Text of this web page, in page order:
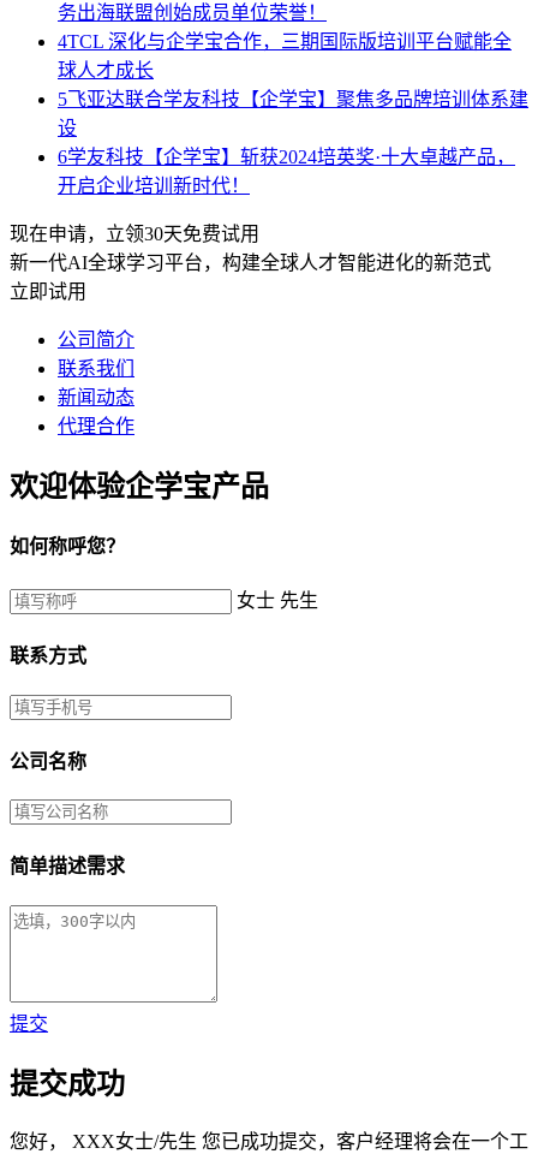
务出海联盟创始成员单位荣誉！
4TCL 深化与企学宝合作，三期国际版培训平台赋能全
球人才成长
5飞亚达联合学友科技【企学宝】聚焦多品牌培训体系建
设
6学友科技【企学宝】斩获2024培英奖·十大卓越产品，
开启企业培训新时代！
现在申请，立领30天免费试用
新一代AI全球学习平台，构建全球人才智能进化的新范式
立即试用
公司简介
联系我们
新闻动态
代理合作
欢迎体验企学宝产品
如何称呼您？
女士 先生
联系方式
公司名称
简单描述需求
提交
提交成功
您好， XXX女士/先生 您已成功提交，客户经理将会在一个工